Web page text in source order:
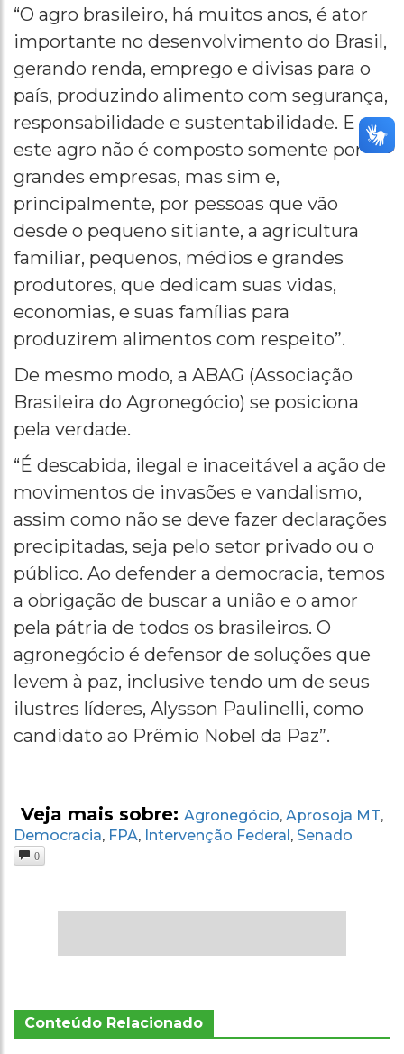
“O agro brasileiro, há muitos anos, é ator
importante no desenvolvimento do Brasil,
gerando renda, emprego e divisas para o
país, produzindo alimento com segurança,
responsabilidade e sustentabilidade. E
este agro não é composto somente por
grandes empresas, mas sim e,
principalmente, por pessoas que vão
desde o pequeno sitiante, a agricultura
familiar, pequenos, médios e grandes
produtores, que dedicam suas vidas,
economias, e suas famílias para
produzirem alimentos com respeito”.
De mesmo modo, a ABAG (Associação
Brasileira do Agronegócio) se posiciona
pela verdade.
“É descabida, ilegal e inaceitável a ação de
movimentos de invasões e vandalismo,
assim como não se deve fazer declarações
precipitadas, seja pelo setor privado ou o
público. Ao defender a democracia, temos
a obrigação de buscar a união e o amor
pela pátria de todos os brasileiros. O
agronegócio é defensor de soluções que
levem à paz, inclusive tendo um de seus
ilustres líderes, Alysson Paulinelli, como
candidato ao Prêmio Nobel da Paz”.
Veja mais sobre: Agronegócio, Aprosoja MT,
Democracia, FPA, Intervenção Federal, Senado
0
Conteúdo Relacionado